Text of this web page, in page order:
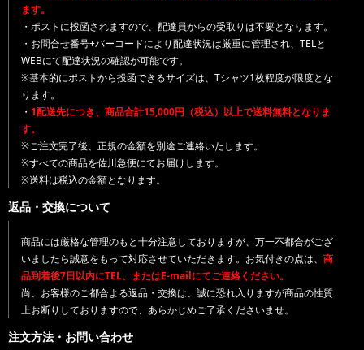
ます。
・ポストに投函されますので、配達員からの受取りは不要となります。
・お問合せ番号+バーコードにより配達状況は厳重に管理され、TELと
WEBにて配達状況の確認が可能です。
※基本的にポストから投函できるサイズは、Tシャツ1枚程度が限度とな
ります。
・ 1配送先につき、商品合計15,000円（税込）以上で送料無料となりま
す。
※ご注文完了後、正規の金額を別途ご連絡いたします。
※すべての商品を佐川急便にてお届けします。
※送料は税込の金額となります。
返品・交換について
商品には厳格な管理のもと十分注意しておりますが、万一不都合がござ
いましたら誠意をもって対応させていただきます。お気付きの点は、 商
品到着後7日以内にTEL、またはE-mailにてご連絡ください。
尚、お客様のご都合よる返品・交換は、誠に恐れ入りますが商品の性質
上お断りしておりますので、あらかじめご了承くださいませ。
注文方法・お問い合わせ